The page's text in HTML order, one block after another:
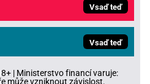
Vsaď teď
Vsaď teď
| Ministerstvo financí varuje:
může vzniknout závislost.